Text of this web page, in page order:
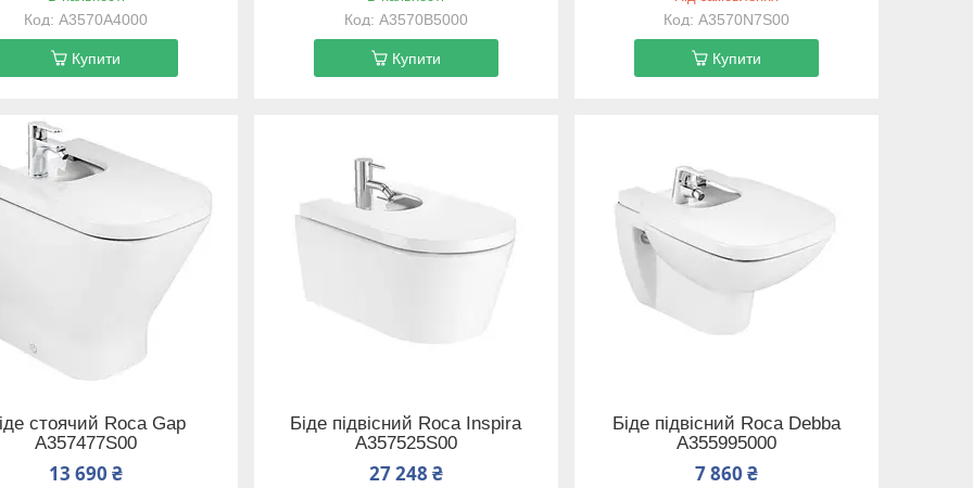
A3570A4000
Купити
A3570B5000
Купити
A3570N7S00
Купити
стоячий Roca Gap
A357477S00
13 690 ₴
Біде підвісний Roca Inspira
A357525S00
27 248 ₴
Біде підвісний Roca Debba
A355995000
7 860 ₴